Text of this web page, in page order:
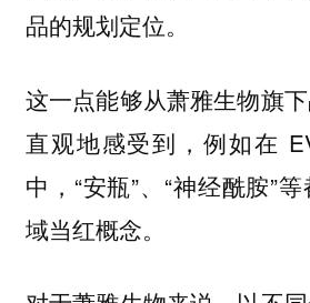
品的规划定位。
这一点能够从萧雅生物旗
直观地感受到，例如在
中，“安瓶”、“神经酰胺”
域当红概念。